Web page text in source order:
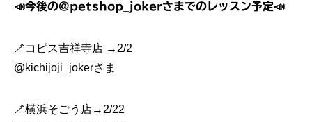
📣今後の@petshop_jokerさまでのレッスン予定📣
🪥コピス吉祥寺店 →2/2
@kichijoji_jokerさま
🪥横浜そごう店→2/22